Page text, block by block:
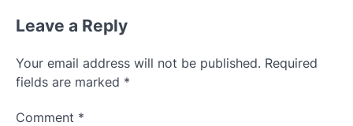
Leave a Reply
Your email address will not be published. Required
fields are marked *
Comment *